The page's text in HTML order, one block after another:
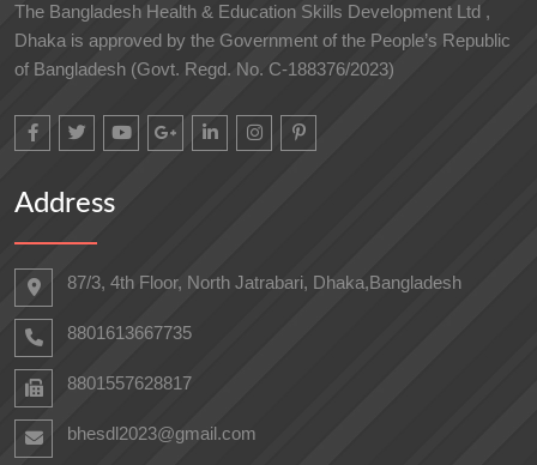
The Bangladesh Health & Education Skills Development Ltd ,
Dhaka is approved by the Government of the People’s Republic
of Bangladesh (Govt. Regd. No. C-188376/2023)
Address
87/3, 4th Floor, North Jatrabari, Dhaka,Bangladesh
8801613667735
8801557628817
bhesdl2023@gmail.com